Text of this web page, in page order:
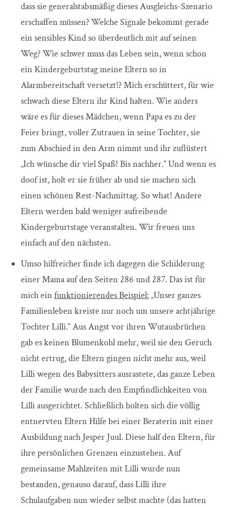
dass sie generalstabsmäßig dieses Ausgleichs-Szenario
erschaffen müssen? Welche Signale bekommt gerade
ein sensibles Kind so überdeutlich mit auf seinen
Weg? Wie schwer muss das Leben sein, wenn schon
ein Kindergeburtstag meine Eltern so in
Alarmbereitschaft versetzt!? Mich erschüttert, für wie
schwach diese Eltern ihr Kind halten. Wie anders
wäre es für dieses Mädchen, wenn Papa es zu der
Feier bringt, voller Zutrauen in seine Tochter, sie
zum Abschied in den Arm nimmt und ihr zuflüstert
„Ich wünsche dir viel Spaß! Bis nachher.“ Und wenn es
doof ist, holt er sie früher ab und sie machen sich
einen schönen Rest-Nachmittag. So what! Andere
Eltern werden bald weniger aufreibende
Kindergeburtstage veranstalten. Wir freuen uns
einfach auf den nächsten.
Umso hilfreicher finde ich dagegen die Schilderung
einer Mama auf den Seiten 286 und 287. Das ist für
mich ein funktionierendes Beispiel: „Unser ganzes
Familienleben kreiste nur noch um unsere achtjährige
Tochter Lilli.“ Aus Angst vor ihren Wutausbrüchen
gab es keinen Blumenkohl mehr, weil sie den Geruch
nicht ertrug, die Eltern gingen nicht mehr aus, weil
Lilli wegen des Babysitters ausrastete, das ganze Leben
der Familie wurde nach den Empfindlichkeiten von
Lilli ausgerichtet. Schließlich holten sich die völlig
entnervten Eltern Hilfe bei einer Beraterin mit einer
Ausbildung nach Jesper Juul. Diese half den Eltern, für
ihre persönlichen Grenzen einzustehen. Auf
gemeinsame Mahlzeiten mit Lilli wurde nun
bestanden, genauso darauf, dass Lilli ihre
Schulaufgaben nun wieder selbst machte (das hatten